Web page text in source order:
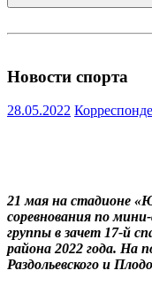
Новости спорта
28.05.2022
21 мая на стадионе
соревнования по
группы в зачет 17-й
района 2022 года. На
Раздольевского и